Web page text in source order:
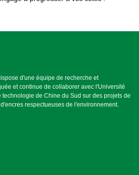
d'une équipe de recherche et
et continue de collaborer avec l'Université
technologie de Chine du Sud sur des projets de
respectueuses de l'environnement.